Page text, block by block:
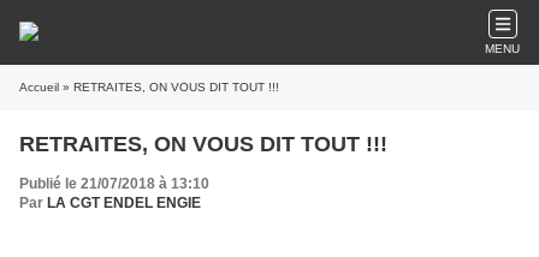
MENU
Accueil » RETRAITES, ON VOUS DIT TOUT !!!
RETRAITES, ON VOUS DIT TOUT !!!
Publié le 21/07/2018 à 13:10
Par LA CGT ENDEL ENGIE